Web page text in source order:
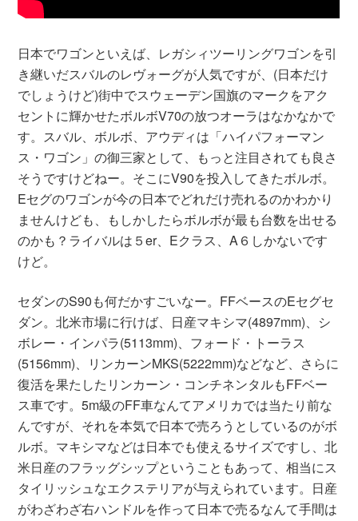
日本でワゴンといえば、レガシィツーリングワゴンを引
き継いだスバルのレヴォーグが人気ですが、(日本だけ
でしょうけど)街中でスウェーデン国旗のマークをアク
セントに輝かせたボルボV70の放つオーラはなかなかで
す。スバル、ボルボ、アウディは「ハイパフォーマン
ス・ワゴン」の御三家として、もっと注目されても良さ
そうですけどねー。そこにV90を投入してきたボルボ。
Eセグのワゴンが今の日本でどれだけ売れるのかわかり
ませんけども、もしかしたらボルボが最も台数を出せる
のかも？ライバルは５er、Eクラス、A６しかないです
けど。
セダンのS90も何だかすごいなー。FFベースのEセグセ
ダン。北米市場に行けば、日産マキシマ(4897mm)、シ
ボレー・インパラ(5113mm)、フォード・トーラス
(5156mm)、リンカーンMKS(5222mm)などなど、さらに
復活を果たしたリンカーン・コンチネンタルもFFベー
ス車です。5m級のFF車なんてアメリカでは当たり前な
んですが、それを本気で日本で売ろうとしているのがボ
ルボ。マキシマなどは日本でも使えるサイズですし、北
米日産のフラッグシップということもあって、相当にス
タイリッシュなエクステリアが与えられています。日産
がわざわざ右ハンドルを作って日本で売るなんて手間は